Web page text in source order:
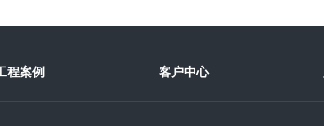
程案例 客户中心